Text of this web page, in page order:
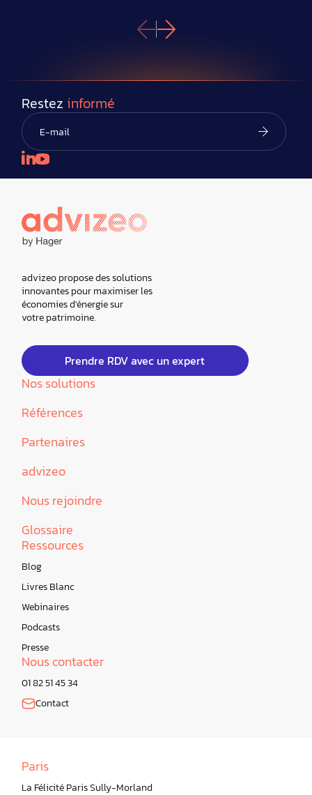
Restez informé
advizeo propose des solutions
innovantes pour maximiser les
économies d'énergie sur
votre patrimoine.
Prendre RDV avec un expert
Nos solutions
Références
Partenaires
advizeo
Nous rejoindre
Glossaire
Ressources
Blog
Livres Blanc
Webinaires
Podcasts
Presse
Nous contacter
01 82 51 45 34
Contact
Paris
La Félicité Paris Sully-Morland